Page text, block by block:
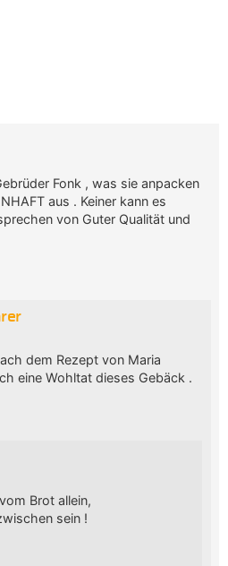
Fonk , was sie anpacken
aus . Keiner kann es
von Guter Qualität und
dem Rezept von Maria
eine Wohltat dieses Gebäck .
Brot allein,
sein !